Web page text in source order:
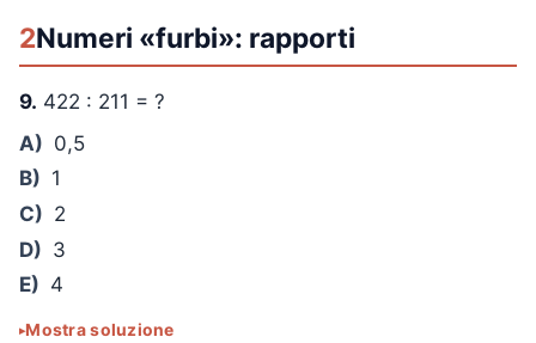
2Numeri «furbi»: rapporti
9. 422 : 211 = ?
A) 0,5
B) 1
C) 2
D) 3
E) 4
Mostra soluzione